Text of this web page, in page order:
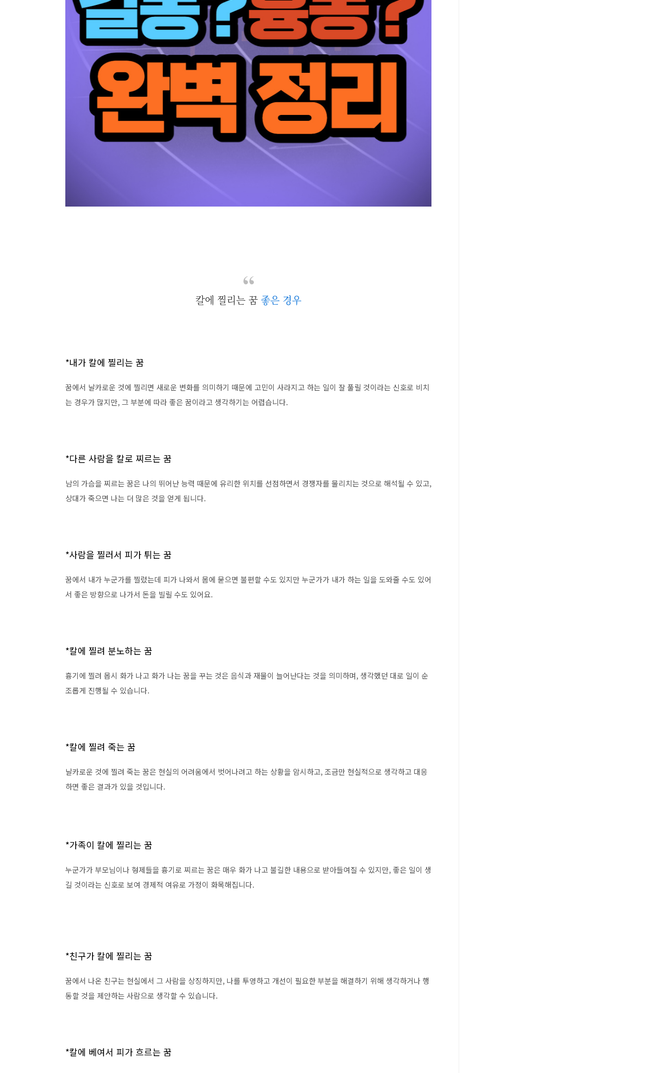
칼에 찔리는 꿈 좋은 경우
*내가 칼에 찔리는 꿈
꿈에서 날카로운 것에 찔리면 새로운 변화를 의미하기 때문에 고민이 사라지고 하는 일이 잘 풀릴 것이라는 신호로 비치
는 경우가 많지만, 그 부분에 따라 좋은 꿈이라고 생각하기는 어렵습니다.
*다른 사람을 칼로 찌르는 꿈
남의 가슴을 찌르는 꿈은 나의 뛰어난 능력 때문에 유리한 위치를 선점하면서 경쟁자를 물리치는 것으로 해석될 수 있고,
상대가 죽으면 나는 더 많은 것을 얻게 됩니다.
*사람을 찔러서 피가 튀는 꿈
꿈에서 내가 누군가를 찔렀는데 피가 나와서 몸에 묻으면 불편할 수도 있지만 누군가가 내가 하는 일을 도와줄 수도 있어
서 좋은 방향으로 나가서 돈을 빌릴 수도 있어요.
*칼에 찔려 분노하는 꿈
흉기에 찔려 몹시 화가 나고 화가 나는 꿈을 꾸는 것은 음식과 재물이 늘어난다는 것을 의미하며, 생각했던 대로 일이 순
조롭게 진행될 수 있습니다.
*칼에 찔려 죽는 꿈
날카로운 것에 찔려 죽는 꿈은 현실의 어려움에서 벗어나려고 하는 상황을 암시하고, 조금만 현실적으로 생각하고 대응
하면 좋은 결과가 있을 것입니다.
*가족이 칼에 찔리는 꿈
누군가가 부모님이나 형제들을 흉기로 찌르는 꿈은 매우 화가 나고 불길한 내용으로 받아들여질 수 있지만, 좋은 일이 생
길 것이라는 신호로 보여 경제적 여유로 가정이 화목해집니다.
*친구가 칼에 찔리는 꿈
꿈에서 나온 친구는 현실에서 그 사람을 상징하지만, 나를 투영하고 개선이 필요한 부분을 해결하기 위해 생각하거나 행
동할 것을 제안하는 사람으로 생각할 수 있습니다.
*칼에 베여서 피가 흐르는 꿈